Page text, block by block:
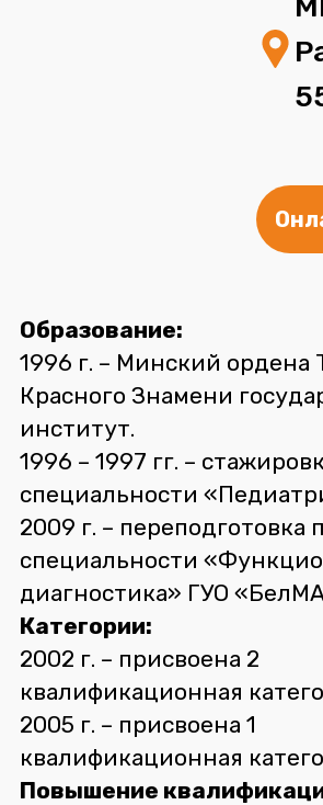
Образование:
1996 г. – Минский ордена
Красного Знамени
институт.
1996 – 1997 гг. –
специальности
2009 г. – переподготовка
специальности
диагностика» ГУО
Категории:
2002 г. – присвоена 2
квалификационная
2005 г. – присвоена 1
квалификационная
Повышение